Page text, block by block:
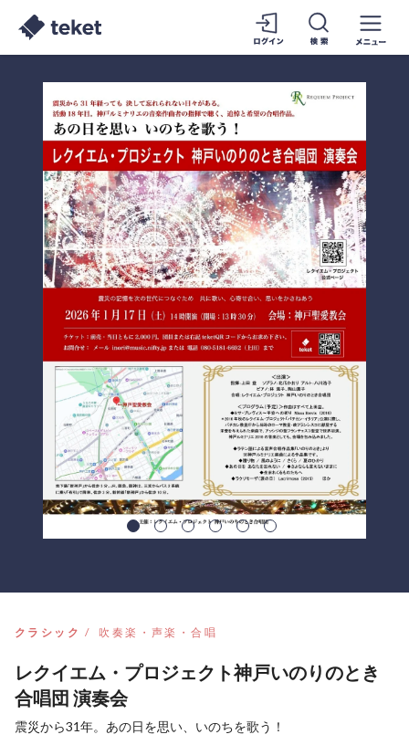
クラシック 吹奏楽・声楽・合唱
レクイエム・プロジェクト神戸いのりのとき
合唱団 演奏会
震災から31年。あの日を思い、いのちを歌う！